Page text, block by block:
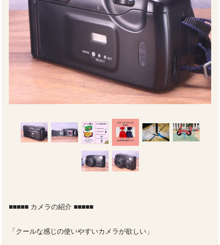
■■■■■ カメラの紹介 ■■■■■
「クールな感じの使いやすいカメラが欲しい」